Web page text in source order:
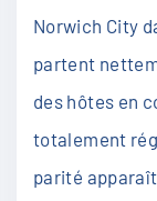
Norwich City
partent
des hôtes en
totalement
parité